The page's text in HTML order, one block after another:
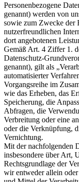
Personenbezogene
genannt) werden von
sowie zum Zwecke der
nutzerfreundlichen
dort angebotenen
Gemäß Art. 4 Ziffer 1.
Datenschutz-
genannt), gilt als
automatisierter
Vorgangsreihe im
wie das Erheben, das
Speicherung, die
Abfragen, die
Verbreitung oder eine
oder die Verknüpfung,
Vernichtung.
Mit der nachfolgenden
insbesondere über Art,
Rechtsgrundlage der
wir entweder allein